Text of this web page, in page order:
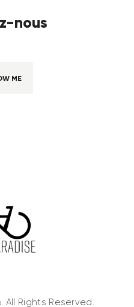
nous
ME
All Rights Reserved.